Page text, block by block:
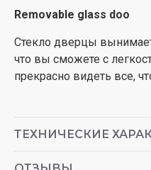
Removable glass doo
Стекло дверцы
что вы сможете с
прекрасно видеть все,
ТЕХНИЧЕСКИЕ